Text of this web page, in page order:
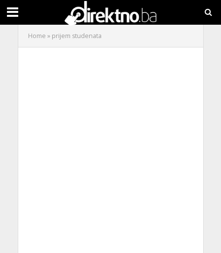
Home » prijem studenata